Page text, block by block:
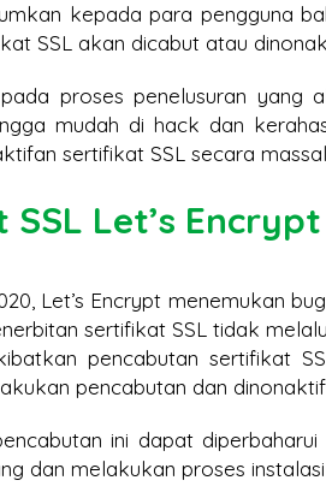
kepada para pengguna
SSL akan dicabut atau
proses penelusuran yang
mudah di hack dan
sertifikat SSL secara
Let’s Encrypt
Let’s Encrypt menemukan
sertifikat SSL tidak
pencabutan sertifikat
pencabutan dan
ini dapat
dan melakukan proses